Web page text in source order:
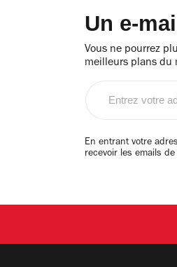
Un e-
Vous ne pourrez
meilleurs plans du
email
En entrant votre
recevoir les emails